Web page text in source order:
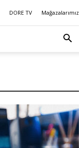
DORE TV Mağazalarımız